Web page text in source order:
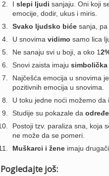
I slepi ljudi sanjaju. Oni koji
emocije, dodir, ukus i miris.
Svako ljudsko bićesanja, pa
U snovima vidimo samo lica
Ne sanaju svi u boji, a oko 1
Snovi zaista imaju simbolička
Najčešća emocija u snovima
pozitivnih emocija u snovima.
U toku jedne noći možemo da
Studije su pokazale da
Postoji tzv. paraliza sna, koja
ne može da se pomeri.
Muškarci i ženeimaju
Pogledajte još: